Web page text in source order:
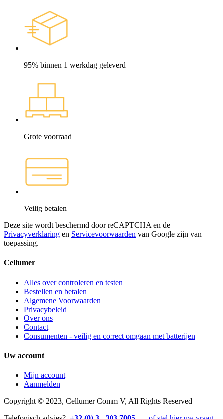
95% binnen 1 werkdag geleverd
Grote voorraad
Veilig betalen
Deze site wordt beschermd door reCAPTCHA en de
Privacyverklaring en Servicevoorwaarden van Google zijn van
toepassing.
Cellumer
Alles over controleren en testen
Bestellen en betalen
Algemene Voorwaarden
Privacybeleid
Over ons
Contact
Consumenten - veilig en correct omgaan met batterijen
Uw account
Mijn account
Aanmelden
Copyright © 2023, Cellumer Comm V, All Rights Reserved